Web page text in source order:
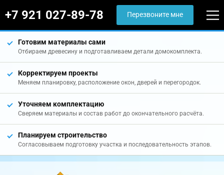
+7 921 027-89-78 Перезвоните мне
Готовим материалы сами
Отбираем древесину и подготавливаем детали домокомплекта.
Корректируем проекты
Меняем планировку, расположение окон, дверей и перегородок.
Уточняем комплектацию
Сверяем материалы и состав работ до окончательного расчёта.
Планируем строительство
Согласовываем подготовку участка и последовательность этапов.